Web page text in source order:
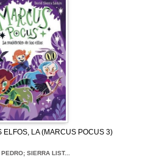
ELFOS, LA (MARCUS POCUS 3)
SIERRA LIST...